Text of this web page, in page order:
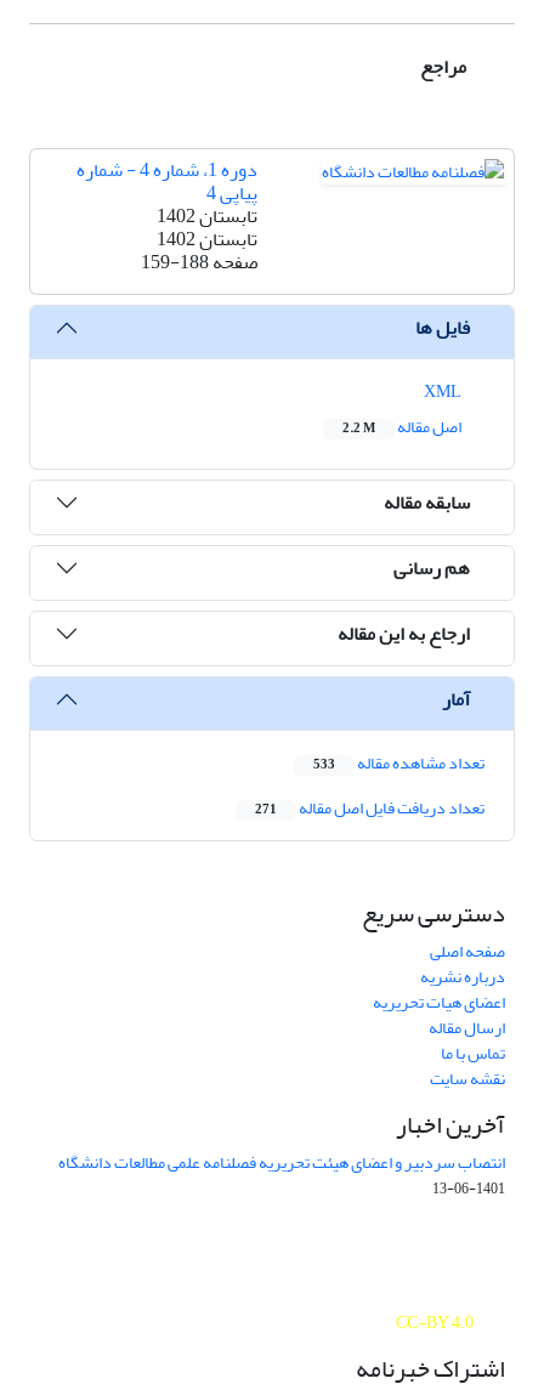
مراجع
دوره 1، شماره 4 - شماره
پیاپی 4
تابستان 1402
تابستان 1402
صفحه159-188
فایل ها
اصل مقاله
2.2 M
سابقه مقاله
هم رسانی
ارجاع به این مقاله
آمار
تعداد مشاهده مقاله 533
تعداد دریافت فایل اصل مقاله 271
دسترسی سریع
صفحه اصلی
درباره نشریه
اعضای هیات تحریریه
ارسال مقاله
تماس با ما
نقشه سایت
آخرین اخبار
انتصاب سردبیر و اعضای هیئت تحریریه فصلنامه علمی مطالعات دانشگاه
1401-06-13
CC-BY 4.0
اشتراک خبرنامه